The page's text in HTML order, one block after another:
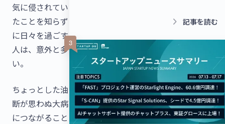
気に侵されてい
たことを知らず
に日々を過ごす
人は、意外と多
い。
ちょっとした油
断が思わぬ大病
につながること
円を調達！【最新スタートアップ
keyboard_arrow_right 記事を読む